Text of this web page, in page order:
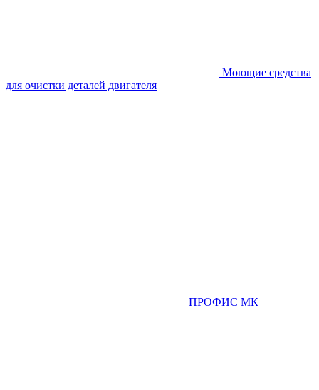
Моющие средства
для очистки деталей двигателя
ПРОФИС МК